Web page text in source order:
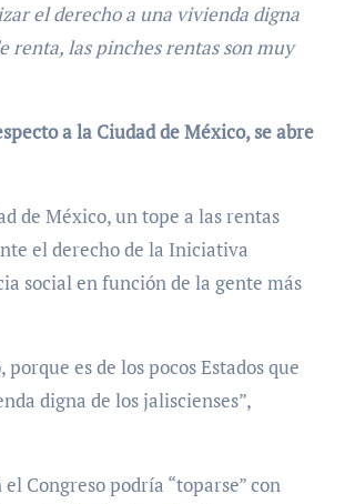
el derecho a una vivienda digna
renta, las pinches rentas son muy
a la Ciudad de México, se abre
de México, un tope a las rentas
el derecho de la Iniciativa
social en función de la gente más
es de los pocos Estados que
digna de los jaliscienses”,
Congreso podría “toparse” con